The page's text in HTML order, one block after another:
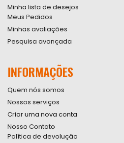
Minha lista de desejos
Meus Pedidos
Minhas avaliações
Pesquisa avançada
INFORMAÇÕES
Quem nós somos
Nossos serviços
Criar uma nova conta
Nosso Contato
Política de devolução